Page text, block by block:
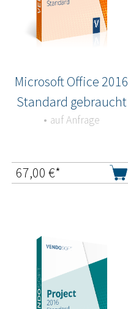
Microsoft Office 2016
Standard gebraucht
auf Anfrage
67,00 €*